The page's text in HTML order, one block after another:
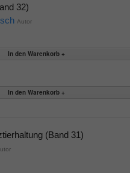
32)
Autor
(Band 31)